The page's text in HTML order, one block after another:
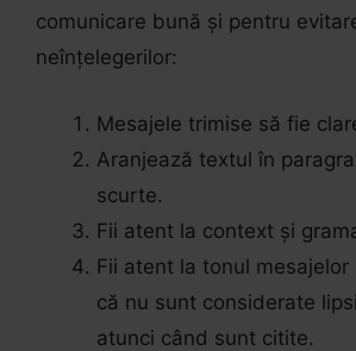
comunicare bună și pentru
neînțelegerilor:
Mesajele trimise să fie
Aranjează textul în
scurte.
Fii atent la context și
Fii atent la tonul
că nu sunt considerate
atunci când sunt citite.